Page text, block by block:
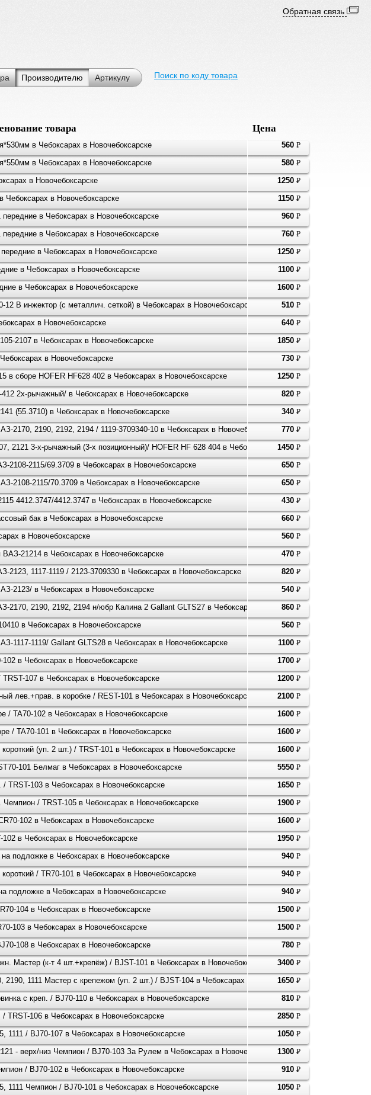
Обратная связь
Производителю Артикулу Поиск по коду товара
товара Цена
в Чебоксарах в Новочебоксарске 560 PУБ.
в Чебоксарах в Новочебоксарске 580 PУБ.
в Новочебоксарске 1250 PУБ.
Чебоксарах в Новочебоксарске 1150 PУБ.
в Чебоксарах в Новочебоксарске 960 PУБ.
в Чебоксарах в Новочебоксарске 760 PУБ.
в Чебоксарах в Новочебоксарске 1250 PУБ.
в Чебоксарах в Новочебоксарске 1100 PУБ.
в Чебоксарах в Новочебоксарске 1600 PУБ.
В инжектор (с металлич. сеткой) в Чебоксарах в Новочебоксарске 510 PУБ.
в Новочебоксарске 640 PУБ.
2107 в Чебоксарах в Новочебоксарске 1850 PУБ.
в Новочебоксарске 730 PУБ.
в сборе HOFER HF628 402 в Чебоксарах в Новочебоксарске 1250 PУБ.
2х-рычажный/ в Чебоксарах в Новочебоксарске 820 PУБ.
(55.3710) в Чебоксарах в Новочебоксарске 340 PУБ.
2170, 2190, 2192, 2194 / 1119-3709340-10 в Чебоксарах в Новочебоксарске 770 PУБ.
2121 3-х-рычажный (3-х позиционный)/ HOFER HF 628 404 в Чебоксарах в Новочебоксарске
1450 PУБ.
2108-2115/69.3709 в Чебоксарах в Новочебоксарске 650 PУБ.
2108-2115/70.3709 в Чебоксарах в Новочебоксарске 650 PУБ.
4412.3747/4412.3747 в Чебоксарах в Новочебоксарске 430 PУБ.
бак в Чебоксарах в Новочебоксарске 660 PУБ.
в Новочебоксарске 560 PУБ.
21214 в Чебоксарах в Новочебоксарске 470 PУБ.
2123, 1117-1119 / 2123-3709330 в Чебоксарах в Новочебоксарске 820 PУБ.
2123/ в Чебоксарах в Новочебоксарске 540 PУБ.
2170, 2190, 2192, 2194 н/юбр Калина 2 Gallant GLTS27 в Чебоксарах в Новочебоксарске
860 PУБ.
в Чебоксарах в Новочебоксарске 560 PУБ.
1117-1119/ Gallant GLTS28 в Чебоксарах в Новочебоксарске 1100 PУБ.
в Чебоксарах в Новочебоксарске 1700 PУБ.
107 в Чебоксарах в Новочебоксарске 1200 PУБ.
лев.+прав. в коробке / REST-101 в Чебоксарах в Новочебоксарске 2100 PУБ.
/ TA70-102 в Чебоксарах в Новочебоксарске 1600 PУБ.
/ TA70-101 в Чебоксарах в Новочебоксарске 1600 PУБ.
(уп. 2 шт.) / TRST-101 в Чебоксарах в Новочебоксарске 1600 PУБ.
101 Белмаг в Чебоксарах в Новочебоксарске 5550 PУБ.
TRST-103 в Чебоксарах в Новочебоксарске 1650 PУБ.
/ TRST-105 в Чебоксарах в Новочебоксарске 1900 PУБ.
102 в Чебоксарах в Новочебоксарске 1600 PУБ.
в Чебоксарах в Новочебоксарске 1950 PУБ.
подложке в Чебоксарах в Новочебоксарске 940 PУБ.
/ TR70-101 в Чебоксарах в Новочебоксарске 940 PУБ.
подложке в Чебоксарах в Новочебоксарске 940 PУБ.
104 в Чебоксарах в Новочебоксарске 1500 PУБ.
103 в Чебоксарах в Новочебоксарске 1500 PУБ.
108 в Чебоксарах в Новочебоксарске 780 PУБ.
Мастер (к-т 4 шт.+крепёж) / BJST-101 в Чебоксарах в Новочебоксарске 3400 PУБ.
1111 Мастер с крепежом (уп. 2 шт.) / BJST-104 в Чебоксарах в Новочебоксарске
1650 PУБ.
с креп. / BJ70-110 в Чебоксарах в Новочебоксарске 810 PУБ.
TRST-106 в Чебоксарах в Новочебоксарске 2850 PУБ.
1111 / BJ70-107 в Чебоксарах в Новочебоксарске 1050 PУБ.
- верх/низ Чемпион / BJ70-103 За Рулем в Чебоксарах в Новочебоксарске1300 PУБ.
/ BJ70-102 в Чебоксарах в Новочебоксарске 910 PУБ.
1111 Чемпион / BJ70-101 в Чебоксарах в Новочебоксарске 1050 PУБ.